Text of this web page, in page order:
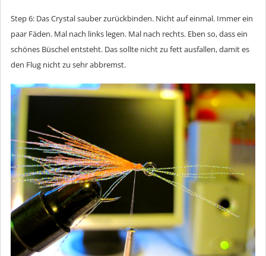
Step 6: Das Crystal sauber zurückbinden. Nicht auf einmal. Immer ein
paar Fäden. Mal nach links legen. Mal nach rechts. Eben so, dass ein
schönes Büschel entsteht. Das sollte nicht zu fett ausfallen, damit es
den Flug nicht zu sehr abbremst.